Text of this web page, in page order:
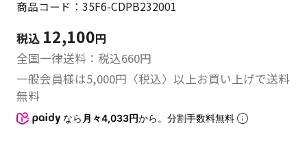
商品コード：35F6-CDPB232001
税込 12,100円
全国一律送料：税込660円
一般会員様は5,000円〈税込〉以上お買い上げで送料
無料
なら 月々4,033円から。分割手数料無料